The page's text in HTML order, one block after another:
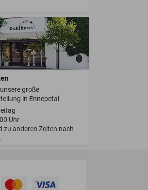
große
in Ennepetal
Uhr
zu anderen Zeiten nach